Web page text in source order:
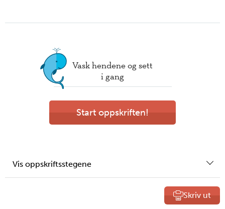
Vask hendene og sett
i gang
Start oppskriften!
Vis oppskriftsstegene
Skriv ut